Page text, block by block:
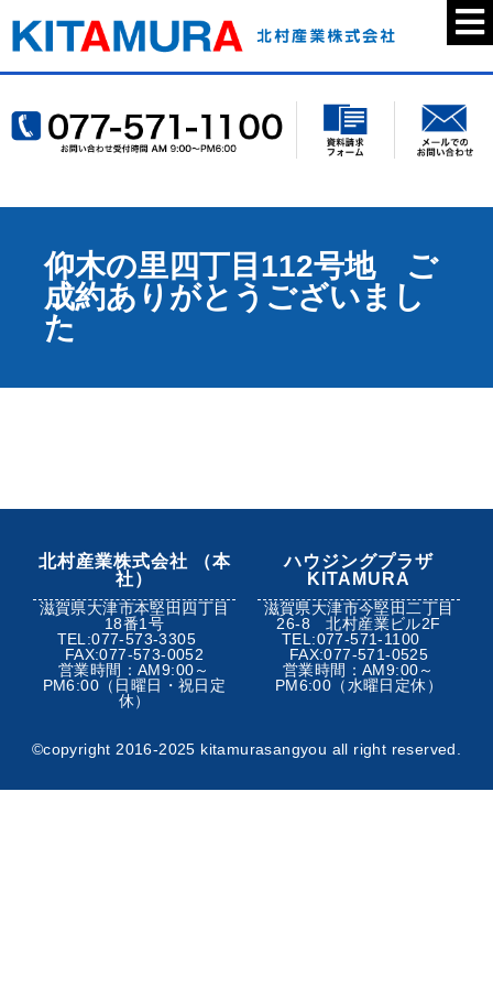
仰木の里四丁目112号地 ご
成約ありがとうございまし
た
北村産業株式会社 （本
社）
滋賀県大津市本堅田四丁目
18番1号
TEL:077-573-3305
FAX:077-573-0052
営業時間：AM9:00～
PM6:00（日曜日・祝日定
休）
ハウジングプラザ
KITAMURA
滋賀県大津市今堅田二丁目
26-8 北村産業ビル2F
TEL:077-571-1100
FAX:077-571-0525
営業時間：AM9:00～
PM6:00（水曜日定休）
©︎copyright 2016-2025 kitamurasangyou all right reserved.